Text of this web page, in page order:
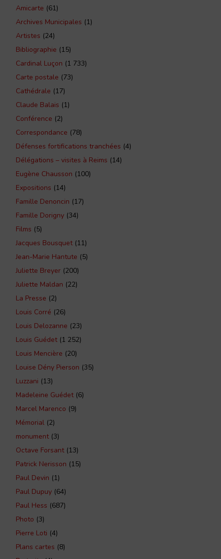
Amicarte (61)
Archives Municipales (1)
Artistes (24)
Bibliographie (15)
Cardinal Luçon (1 733)
Carte postale (73)
Cathédrale (17)
Claude Balais (1)
Conférence (2)
Correspondance (78)
Défenses fortifications tranchées (4)
Délégations – visites à Reims (14)
Eugène Chausson (100)
Expositions (14)
Famille Denoncin (17)
Famille Dorigny (34)
Films (5)
Jacques Bousquet(11)
Jean-Marie Hantute (5)
Juliette Breyer (200)
Juliette Maldan (22)
La Presse (2)
Louis Corré (26)
Louis Delozanne (23)
Louis Guédet(1 252)
Louis Mencière (20)
Louise Dény Pierson (35)
Luzzani (13)
Madeleine Guédet(6)
Marcel Marenco (9)
Mémorial (2)
monument(3)
Octave Forsant(13)
Patrick Nerisson (15)
Paul Devin (1)
Paul Dupuy (64)
Paul Hess (687)
Photo (3)
Pierre Loti (4)
Plans cartes (8)